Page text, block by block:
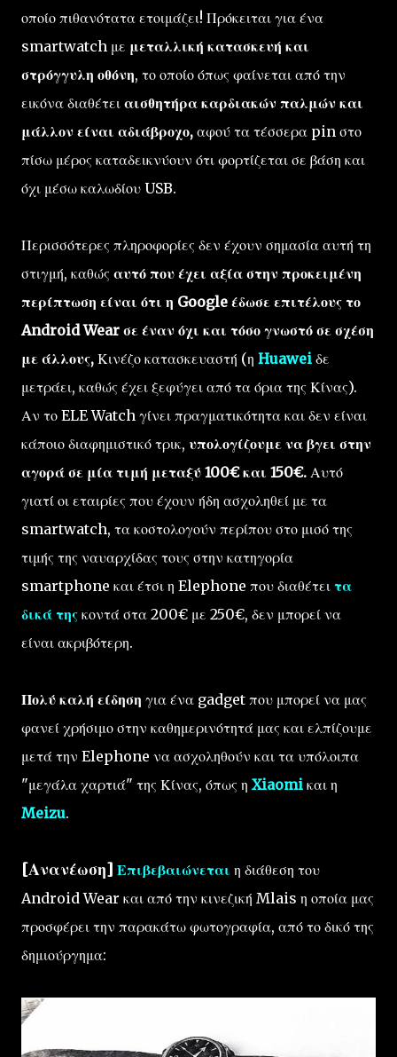
οποίο πιθανότατα ετοιμάζει! Πρόκειται για ένα
smartwatch με μεταλλική κατασκευή και
στρόγγυλη οθόνη, το οποίο όπως φαίνεται από την
εικόνα διαθέτει αισθητήρα καρδιακών παλμών και
μάλλον είναι αδιάβροχο, αφού τα τέσσερα pin στο
πίσω μέρος καταδεικνύουν ότι φορτίζεται σε βάση και
όχι μέσω καλωδίου USB.
Περισσότερες πληροφορίες δεν έχουν σημασία αυτή τη
στιγμή, καθώς αυτό που έχει αξία στην προκειμένη
περίπτωση είναι ότι η Google έδωσε επιτέλους το
Android Wear σε έναν όχι και τόσο γνωστό σε σχέση
με άλλους, Κινέζο κατασκευαστή (η Huawei δε
μετράει, καθώς έχει ξεφύγει από τα όρια της Κίνας).
Αν το ELE Watch γίνει πραγματικότητα και δεν είναι
κάποιο διαφημιστικό τρικ, υπολογίζουμε να βγει στην
αγορά σε μία τιμή μεταξύ 100€ και 150€. Αυτό
γιατί οι εταιρίες που έχουν ήδη ασχοληθεί με τα
smartwatch, τα κοστολογούν περίπου στο μισό της
τιμής της ναυαρχίδας τους στην κατηγορία
smartphone και έτσι η Elephone που διαθέτει τα
δικά της κοντά στα 200€ με 250€, δεν μπορεί να
είναι ακριβότερη.
Πολύ καλή είδηση για ένα gadget που μπορεί να μας
φανεί χρήσιμο στην καθημερινότητά μας και ελπίζουμε
μετά την Elephone να ασχοληθούν και τα υπόλοιπα
"μεγάλα χαρτιά" της Κίνας, όπως η Xiaomi και η
Meizu.
[Ανανέωση] Επιβεβαιώνεται η διάθεση του
Android Wear και από την κινεζική Mlais η οποία μας
προσφέρει την παρακάτω φωτογραφία, από το δικό της
δημιούργημα: